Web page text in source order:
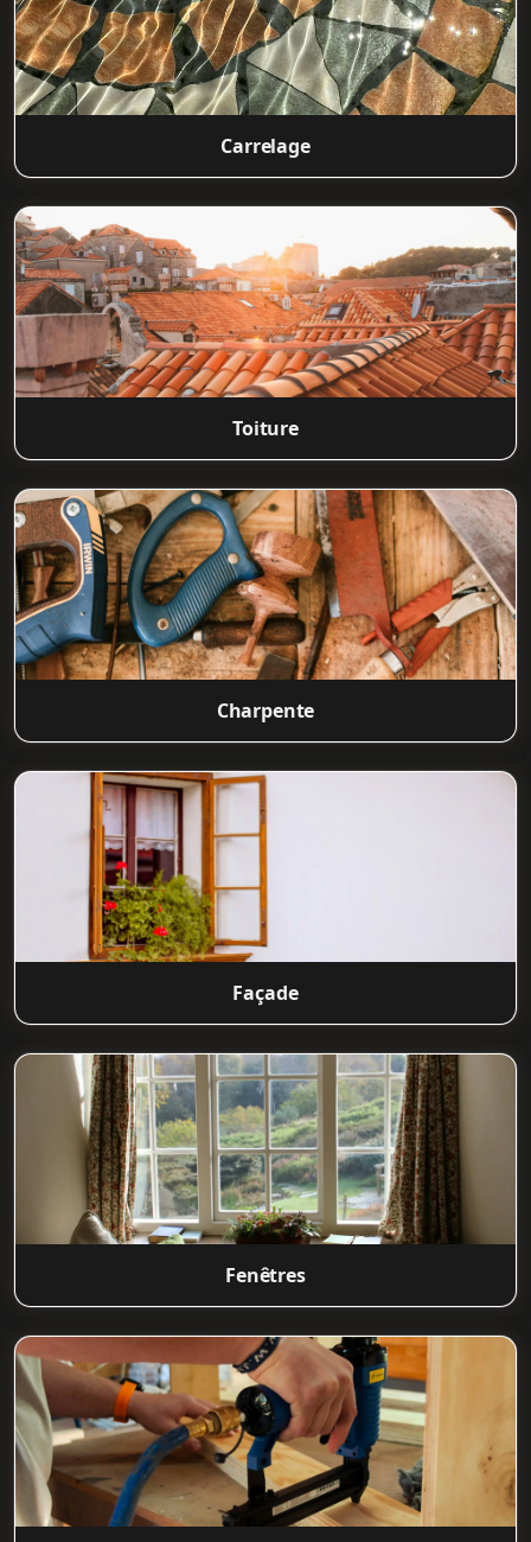
Carrelage
Toiture
Charpente
Façade
Fenêtres